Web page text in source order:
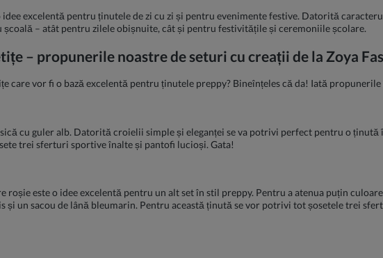
excelentă pentru ținutele de zi cu zi și pentru evenimente festive. Datorită
– atât pentru zilele obișnuite, cât și pentru festivitățile și ceremoniile școlare.
– propunerile noastre de seturi cu creații de la Zoya
care vor fi o bază excelentă pentru ținutele preppy? Bineînțeles că da! Iată propunerile
cu guler alb. Datorită croielii simple și eleganței se va potrivi perfect pentru o ținută
trei sferturi sportive înalte și pantofi lucioși. Gata!
roșie este o idee excelentă pentru un alt set în stil preppy. Pentru a atenua puțin
și un sacou de lână bleumarin. Pentru această ținută se vor potrivi tot șosetele trei